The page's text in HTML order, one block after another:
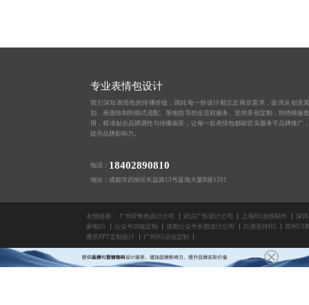
专业表情包设计
我们深知表情包的传播价值，因此每一份设计都立足商业需求，提供从创意
划、画面绘制到格式适配、落地指导的全流程服务。坚持原创定制，拒绝模板
用，精准贴合品牌调性与传播场景，让每一款表情包都能切实服务于品牌推广
提升品牌影响力。
电话： 18402890810
地址：成都市武侯区长益路13号蓝海大厦B座1201
友情链接： 广州IP角色设计公司 武汉广告设计公司 上海H5游戏制作
深
家电h5
公众号功能定制 成都公众号长图设计公司 白酒宣传H5
郑州UI
重庆PPT定制设计
广州H5活动定制
版权所有2014-2025 成都蓝橙互动科技有限公司